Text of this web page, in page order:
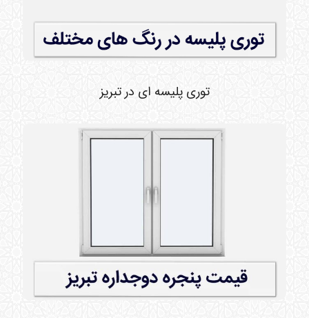
توری پلیسه ای در تبریز